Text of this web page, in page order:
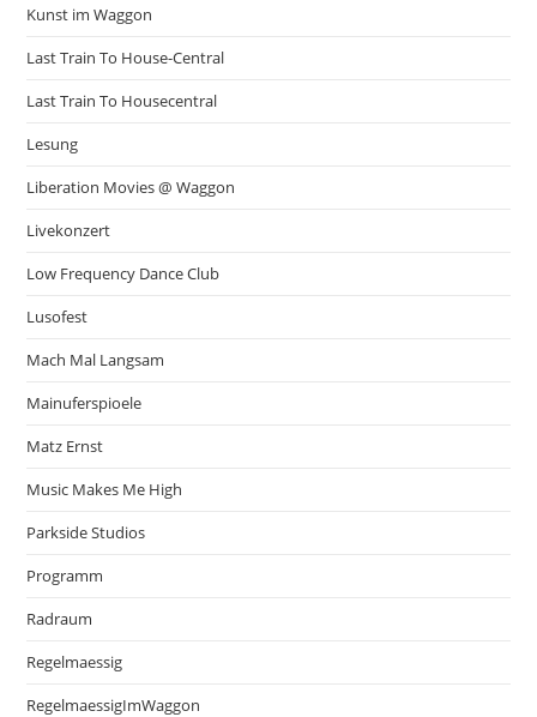
Kunst im Waggon
Last Train To House-Central
Last Train To Housecentral
Lesung
Liberation Movies @ Waggon
Livekonzert
Low Frequency Dance Club
Lusofest
Mach Mal Langsam
Mainuferspioele
Matz Ernst
Music Makes Me High
Parkside Studios
Programm
Radraum
Regelmaessig
RegelmaessigImWaggon